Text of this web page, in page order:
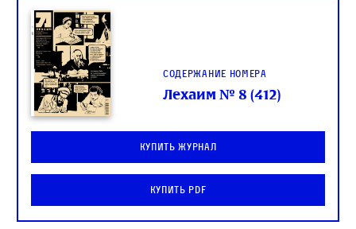
Содержание номера
Лехаим № 8 (412)
Купить журнал
Купить PDF